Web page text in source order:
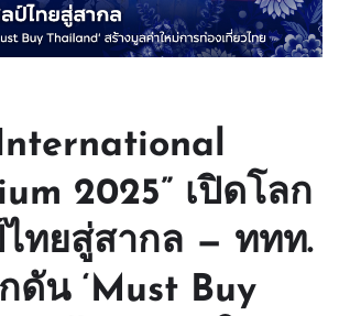
2025” เปิดโลก
ทยสู่สากล — ททท.
ดัน ‘Must Buy